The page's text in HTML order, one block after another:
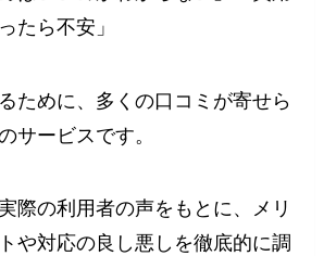
たら不安」
ために、多くの口コミが寄せら
サービスです。
際の利用者の声をもとに、メリ
や対応の良し悪しを徹底的に調